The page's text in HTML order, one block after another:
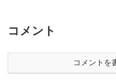
コメント
コメントを